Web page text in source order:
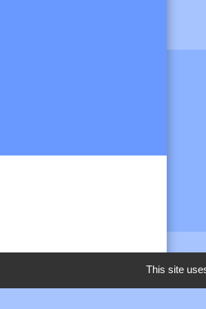
This site